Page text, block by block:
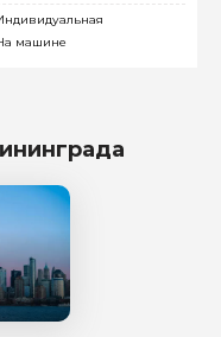
машине